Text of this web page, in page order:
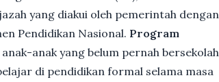
yang diakui oleh pemerintah dengan
Pendidikan Nasional. Program
anak yang belum pernah bersekolah
di pendidikan formal selama masa